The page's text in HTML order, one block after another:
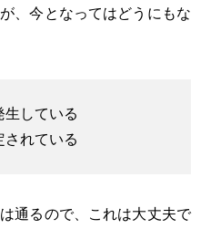
、今となってはどうにもな
生している
されている
通るので、これは大丈夫で